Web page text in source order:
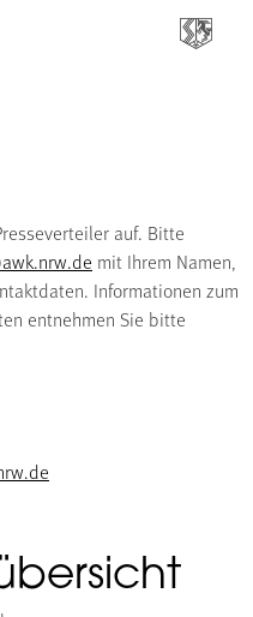
auf. Bitte
mit Ihrem Namen,
Informationen zum
entnehmen Sie bitte